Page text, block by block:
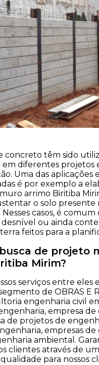
concreto têm sido
diferentes projetos
Uma das aplicações
é por exemplo a
arrimo Biritiba
o solo presente
casos, é comum
ou ainda
feitos para a
de projeto
Mirim?
serviços entre eles
de OBRAS E
engenharia civil
empresa
de projetos de
empresas de
ambiental.
clientes através de
para nossos